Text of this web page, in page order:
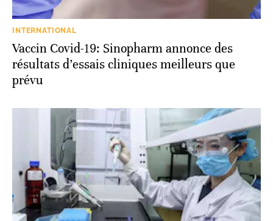
INTERNATIONAL
Vaccin Covid-19: Sinopharm annonce des
résultats d’essais cliniques meilleurs que
prévu